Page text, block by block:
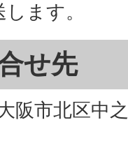
ます。
せ先
阪市北区中